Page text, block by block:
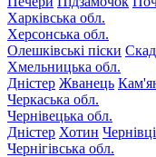
Харківська обл.
Херсонська обл.
Олешківські піски
Хмельницька обл.
Дністер Жванець
Черкаська обл.
Чернівецька обл.
Дністер Хотин Чернівці
Чернігівська обл.